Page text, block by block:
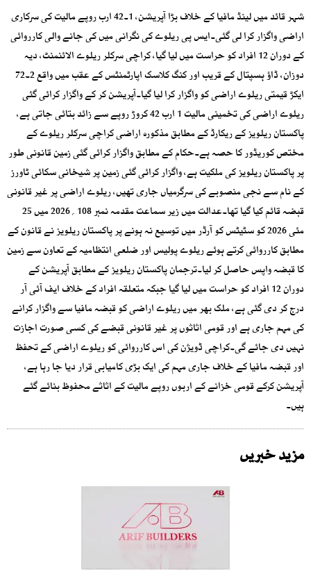
شہر قائد میں لینڈ مافیا کے خلاف بڑا آپریشن، 1۔42 ارب روپے مالیت کی سرکاری
اراضی واگزار کرا لی گئی۔ایس پی ریلوے کی نگرانی میں کی جانے والی کارروائی
کے دوران 12 افراد کو حراست میں لیا گیا، کراچی سرکلر ریلوے الائنمنٹ، دیہ
دوزان، ڈاؤ ہسپتال کے قریب اور کنگ کلاسک اپارٹمنٹس کے عقب میں واقع 2۔72
ایکڑ قیمتی ریلوے اراضی کو واگزار کرا لیا گیا۔آپریشن کر کے واگزار کرائی گئی
ریلوے اراضی کی تخمینی مالیت 1 ارب 42 کروڑ روپے سے زائد بتائی جاتی ہے،
پاکستان ریلویز کے ریکارڈ کے مطابق مذکورہ اراضی کراچی سرکلر ریلوے کے
مختص کوریڈور کا حصہ ہے۔حکام کے مطابق واگزار کرائی گئی زمین قانونی طور
پر پاکستان ریلویز کی ملکیت ہے، واگزار کرائی گئی زمین پر شیخانی سکائی ٹاورز
کے نام سے نجی منصوبے کی سرگرمیاں جاری تھیں، ریلوے اراضی پر غیر قانونی
قبضہ قائم کیا گیا تھا۔عدالت میں زیر سماعت مقدمہ نمبر 108؍2026 میں 25
مئی 2026 کو سٹیٹس کو آرڈر میں توسیع نہ ہونے پر پاکستان ریلویز نے قانون کے
مطابق کارروائی کرتے ہوئے ریلوے پولیس اور ضلعی انتظامیہ کے تعاون سے زمین
کا قبضہ واپس حاصل کر لیا۔ترجمان پاکستان ریلویز کے مطابق آپریشن کے
دوران 12 افراد کو حراست میں لیا گیا جبکہ متعلقہ افراد کے خلاف ایف آئی آر
درج کر دی گئی ہے، ملک بھر میں ریلوے اراضی کو قبضہ مافیا سے واگزار کرانے
کی مہم جاری ہے اور قومی اثاثوں پر غیر قانونی قبضے کی کسی صورت اجازت
نہیں دی جائے گی۔کراچی ڈویژن کی اس کارروائی کو ریلوے اراضی کے تحفظ
اور قبضہ مافیا کے خلاف جاری مہم کی ایک بڑی کامیابی قرار دیا جا رہا ہے،
آپریشن کرکے قومی خزانے کے اربوں روپے مالیت کے اثاثے محفوظ بنائے گئے
ہیں۔
مزید خبریں